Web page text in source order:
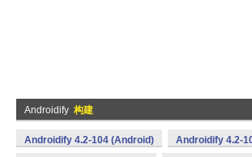
Androidify 构建
Androidify 4.2-104 (Android) Androidify 4.2-